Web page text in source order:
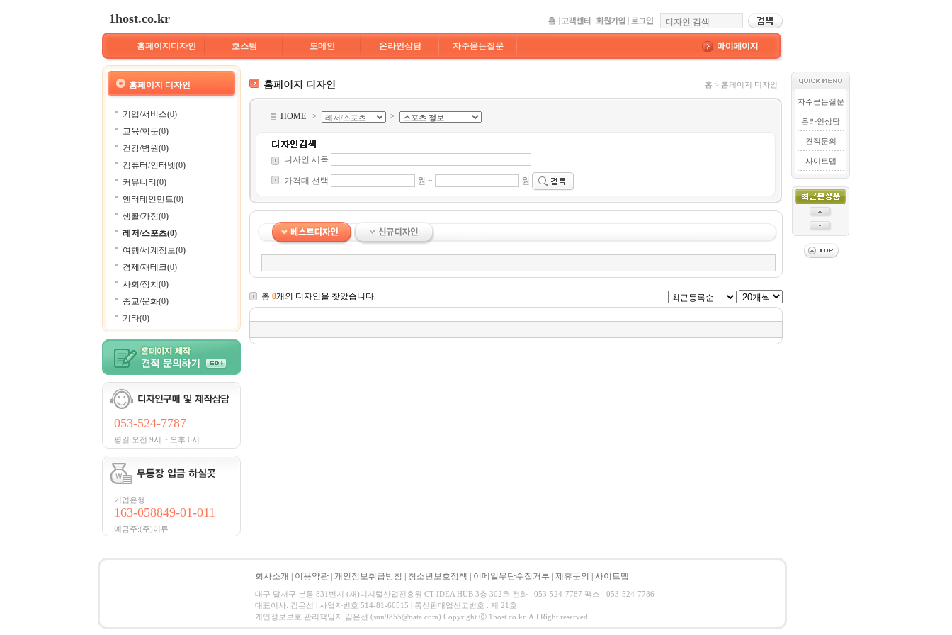
1host.co.kr
홈페이지디자인 호스팅 도메인 온라인상담 자주묻는질문
홈페이지 디자인
기업/서비스(0)
교육/학문(0)
건강/병원(0)
컴퓨터/인터넷(0)
커뮤니티(0)
엔터테인먼트(0)
생활/가정(0)
레저/스포츠(0)
여행/세계정보(0)
경제/재테크(0)
사회/정치(0)
종교/문화(0)
기타(0)
053-524-7787
평일 오전 9시 ~ 오후 6시
기업은행
163-058849-01-011
예금주:(주)이튜
홈페이지 디자인 홈 > 홈페이지 디자인
HOME > >
디자인 제목
가격대 선택 원 ~ 원
총 0개의 디자인을 찾았습니다.
자주묻는질문
온라인상담
견적문의
사이트맵
회사소개 이용약관 개인정보취급방침 청소년보호정책 이메일무단수집거부 제휴문의 사이트맵
대구 달서구 본동 831번지 (재)디지털산업진흥원 CT IDEA HUB 3층 302호 전화 : 053-524-7787 팩스 : 053-524-7786
대표이사: 김은선 | 사업자번호 514-81-66515 | 통신판매업신고번호 : 제 21호
개인정보보호 관리책임자:김은선 (sun9855@nate.com) Copyright ⓒ 1host.co.kr. All Right reserved